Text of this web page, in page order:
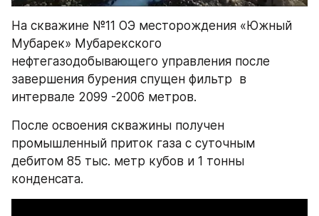
На скважине №11 ОЭ месторождения «Южный
Мубарек» Мубарекского
нефтегазодобывающего управления после
завершения бурения спущен фильтр  в
интервале 2099 -2006 метров.
После освоения скважины получен
промышленный приток газа с суточным
дебитом 85 тыс. метр кубов и 1 тонны
конденсата.